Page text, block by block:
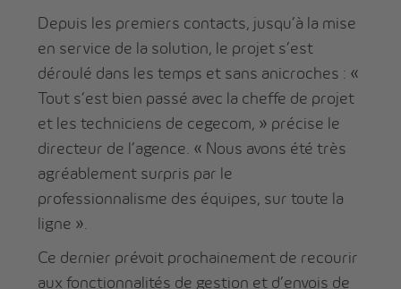
Depuis les premiers contacts, jusqu’à la mise
en service de la solution, le projet s’est
déroulé dans les temps et sans anicroches : «
Tout s‘est bien passé avec la cheffe de projet
et les techniciens de cegecom, » précise le
directeur de l’agence. « Nous avons été très
agréablement surpris par le
professionnalisme des équipes, sur toute la
ligne ».
Ce dernier prévoit prochainement de recourir
aux fonctionnalités de gestion et d’envois de